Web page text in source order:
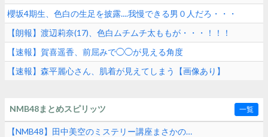
櫻坂4期生、色白の生足を披露....我慢できる男０人だろ・・・
【朗報】渡辺莉奈(17)、色白ムチムチ太ももが・・・！！！
【速報】賀喜遥香、前屈みで◯◯が見える角度
【速報】森平麗心さん、肌着が見えてしまう【画像あり】
NMB48まとめスピリッツ 一覧
【NMB48】田中美空のミステリー講座まさかの…